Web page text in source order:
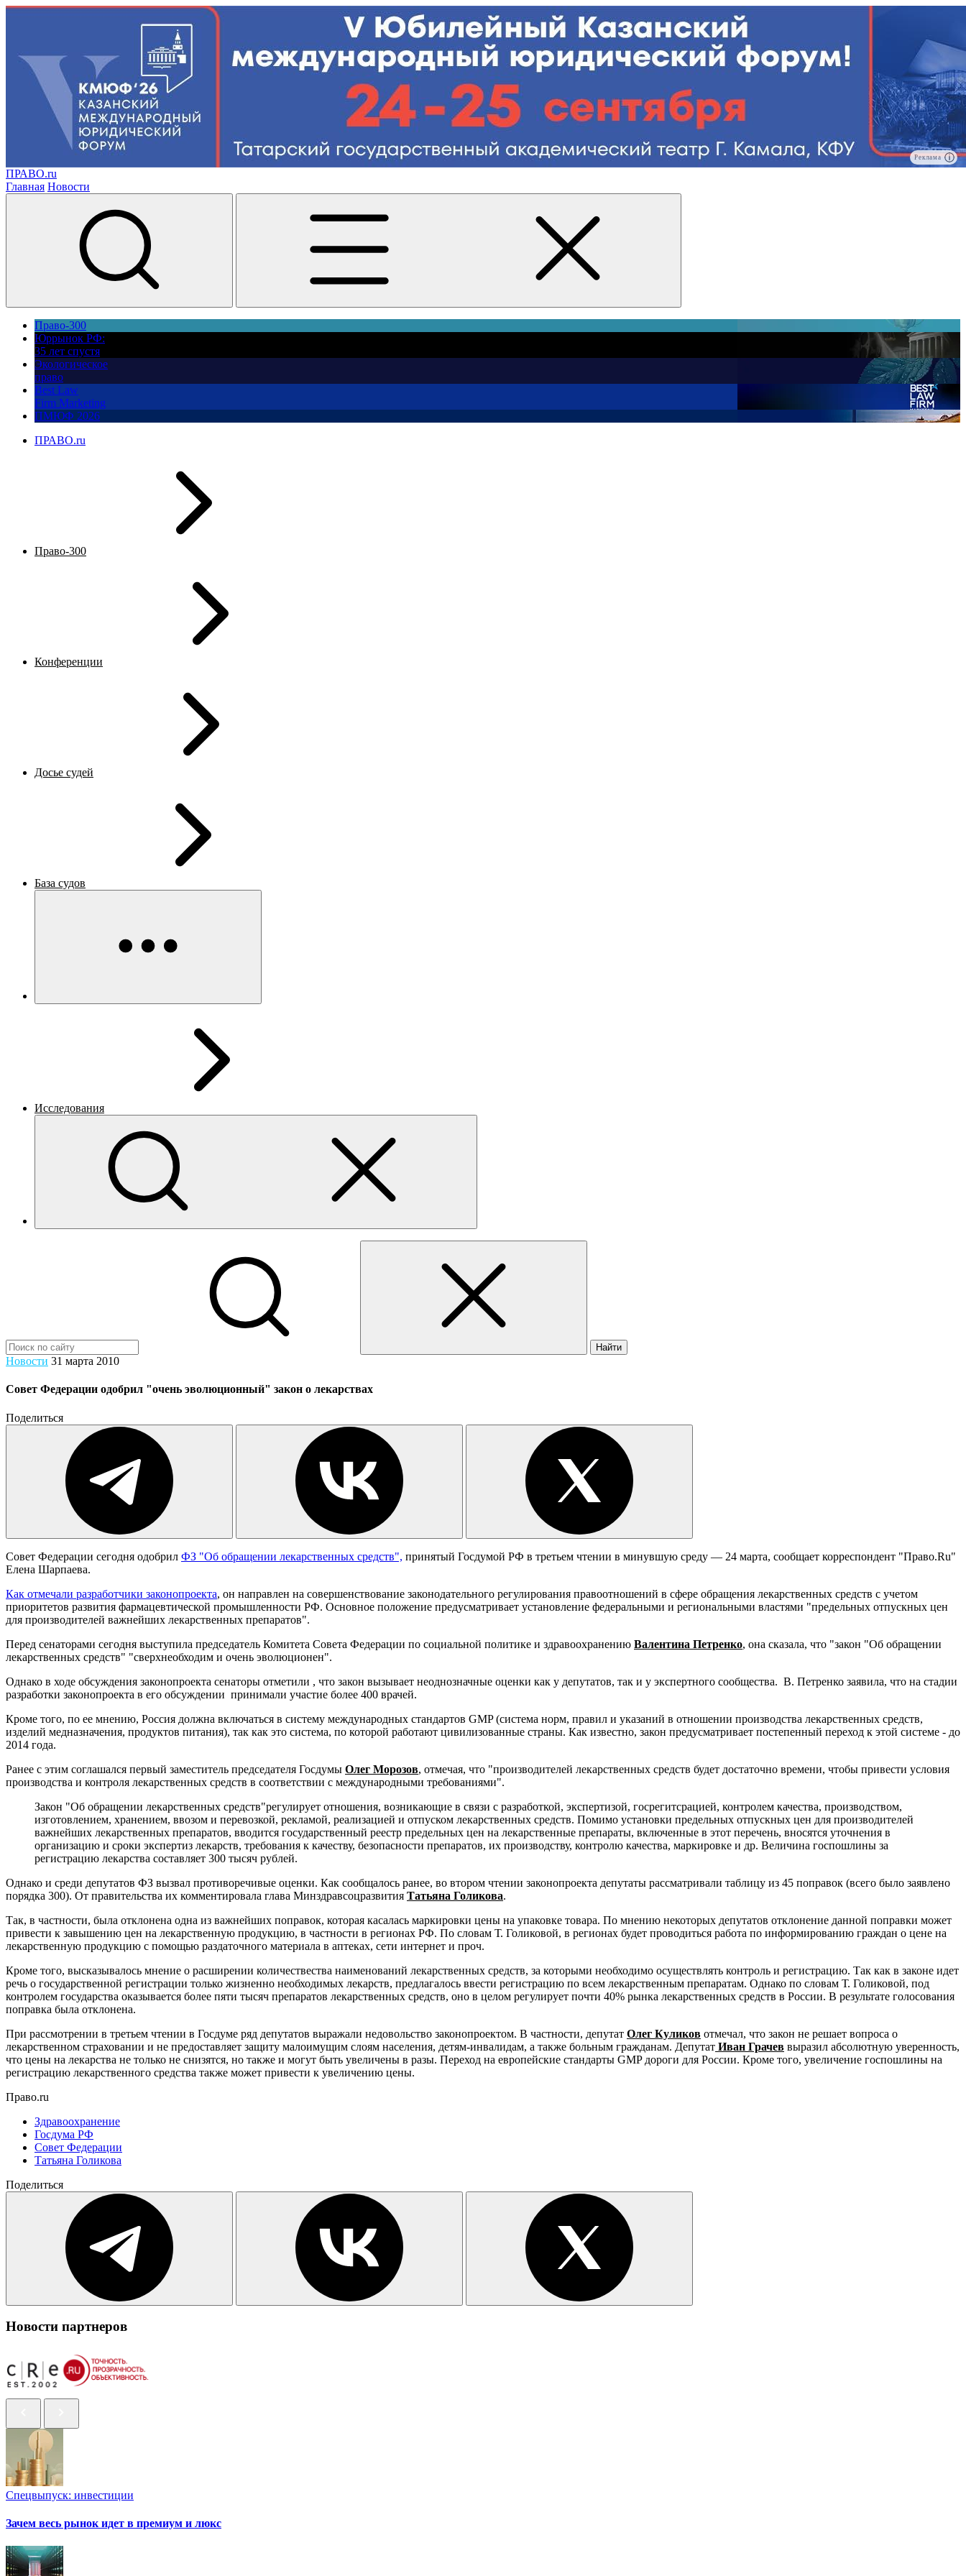
Реклама
ПРАВО.ru
Главная Новости
Право-300
Юррынок РФ:
35 лет спустя
Экологическое
право
Best Law
Firm Marketing
ПМЮФ 2026
ПРАВО.ru
Право-300
Конференции
Досье судей
База судов
Исследования
Найти
Новости 31 марта 2010
Совет Федерации одобрил "очень эволюционный" закон о лекарствах
Поделиться
Совет Федерации сегодня одобрил ФЗ "Об обращении лекарственных средств", принятый Госдумой РФ в третьем чтении в минувшую среду — 24 марта, сообщает корреспондент "Право.Ru"
Елена Шарпаева.
Как отмечали разработчики законопроекта, он направлен на совершенствование законодательного регулирования правоотношений в сфере обращения лекарственных средств с учетом
приоритетов развития фармацевтической промышленности РФ. Основное положение предусматривает установление федеральными и региональными властями "предельных отпускных цен
для производителей важнейших лекарственных препаратов".
Перед сенаторами сегодня выступила председатель Комитета Совета Федерации по социальной политике и здравоохранению Валентина Петренко, она сказала, что "закон "Об обращении
лекарственных средств" "сверхнеобходим и очень эволюционен".
Однако в ходе обсуждения законопроекта сенаторы отметили , что закон вызывает неоднозначные оценки как у депутатов, так и у экспертного сообщества. В. Петренко заявила, что на стадии
разработки законопроекта в его обсуждении принимали участие более 400 врачей.
Кроме того, по ее мнению, Россия должна включаться в систему международных стандартов GMP (система норм, правил и указаний в отношении производства лекарственных средств,
изделий медназначения, продуктов питания), так как это система, по которой работают цивилизованные страны. Как известно, закон предусматривает постепенный переход к этой системе - до
2014 года.
Ранее с этим соглашался первый заместитель председателя Госдумы Олег Морозов, отмечая, что "производителей лекарственных средств будет достаточно времени, чтобы привести условия
производства и контроля лекарственных средств в соответствии с международными требованиями".
Закон "Об обращении лекарственных средств"регулирует отношения, возникающие в связи с разработкой, экспертизой, госрегитсрацией, контролем качества, производством,
изготовлением, хранением, ввозом и перевозкой, рекламой, реализацией и отпуском лекарственных средств. Помимо установки предельных отпускных цен для производителей
важнейших лекарственных препаратов, вводится государственный реестр предельных цен на лекарственные препараты, включенные в этот перечень, вносятся уточнения в
организацию и сроки экспертиз лекарств, требования к качеству, безопасности препаратов, их производству, контролю качества, маркировке и др. Величина госпошлины за
регистрацию лекарства составляет 300 тысяч рублей.
Однако и среди депутатов ФЗ вызвал противоречивые оценки. Как сообщалось ранее, во втором чтении законопроекта депутаты рассматривали таблицу из 45 поправок (всего было заявлено
порядка 300). От правительства их комментировала глава Минздравсоцразвития Татьяна Голикова.
Так, в частности, была отклонена одна из важнейших поправок, которая касалась маркировки цены на упаковке товара. По мнению некоторых депутатов отклонение данной поправки может
привести к завышению цен на лекарственную продукцию, в частности в регионах РФ. По словам Т. Голиковой, в регионах будет проводиться работа по информированию граждан о цене на
лекарственную продукцию с помощью раздаточного материала в аптеках, сети интернет и проч.
Кроме того, высказывалось мнение о расширении количествества наименований лекарственных средств, за которыми необходимо осуществлять контроль и регистрацию. Так как в законе идет
речь о государственной регистрации только жизненно необходимых лекарств, предлагалось ввести регистрацию по всем лекарственным препаратам. Однако по словам Т. Голиковой, под
контролем государства оказывается более пяти тысяч препаратов лекарственных средств, оно в целом регулирует почти 40% рынка лекарственных средств в России. В результате голосования
поправка была отклонена.
При рассмотрении в третьем чтении в Госдуме ряд депутатов выражали недовольство законопроектом. В частности, депутат Олег Куликов отмечал, что закон не решает вопроса о
лекарственном страховании и не предоставляет защиту малоимущим слоям населения, детям-инвалидам, а также больным гражданам. Депутат Иван Грачев выразил абсолютную уверенность,
что цены на лекарства не только не снизятся, но также и могут быть увеличены в разы. Переход на европейские стандарты GMP дороги для России. Кроме того, увеличение госпошлины на
регистрацию лекарственного средства также может привести к увеличению цены.
Право.ru
Здравоохранение
Госдума РФ
Совет Федерации
Татьяна Голикова
Поделиться
Новости партнеров
Спецвыпуск: инвестиции
Зачем весь рынок идет в премиум и люкс